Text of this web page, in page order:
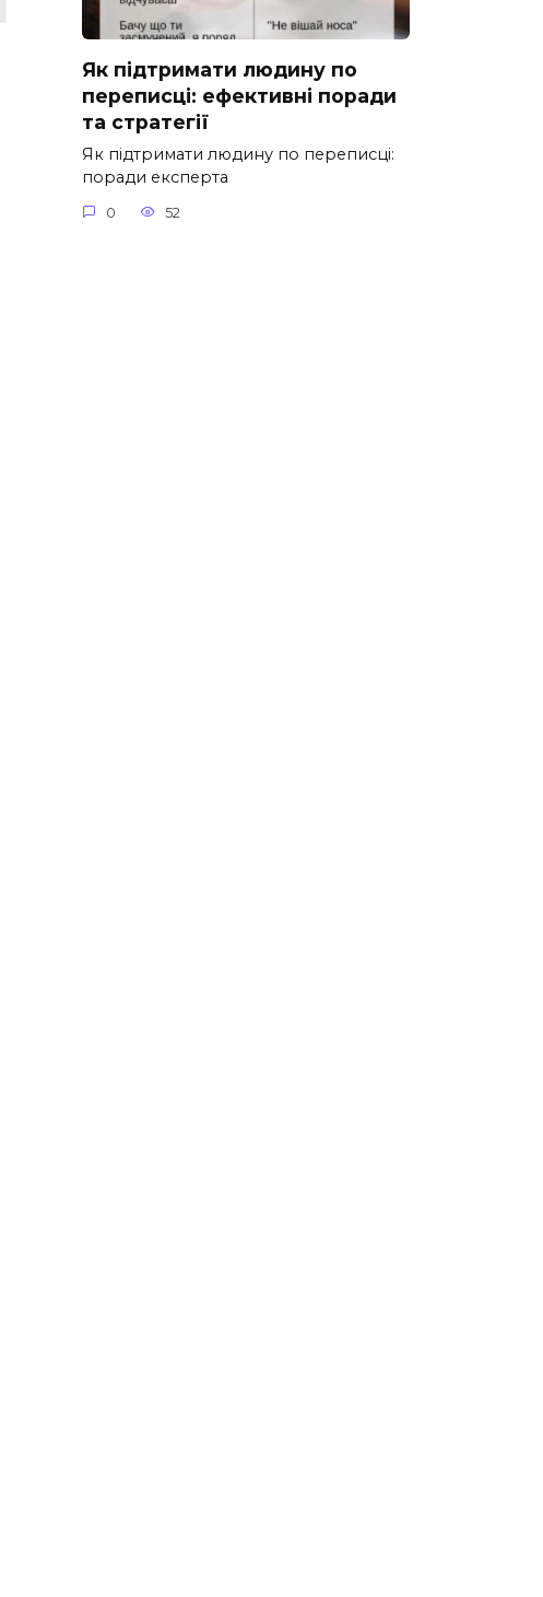
Як підтримати людину по
переписці: ефективні поради
та стратегії
Як підтримати людину по переписці:
поради експерта
0 52